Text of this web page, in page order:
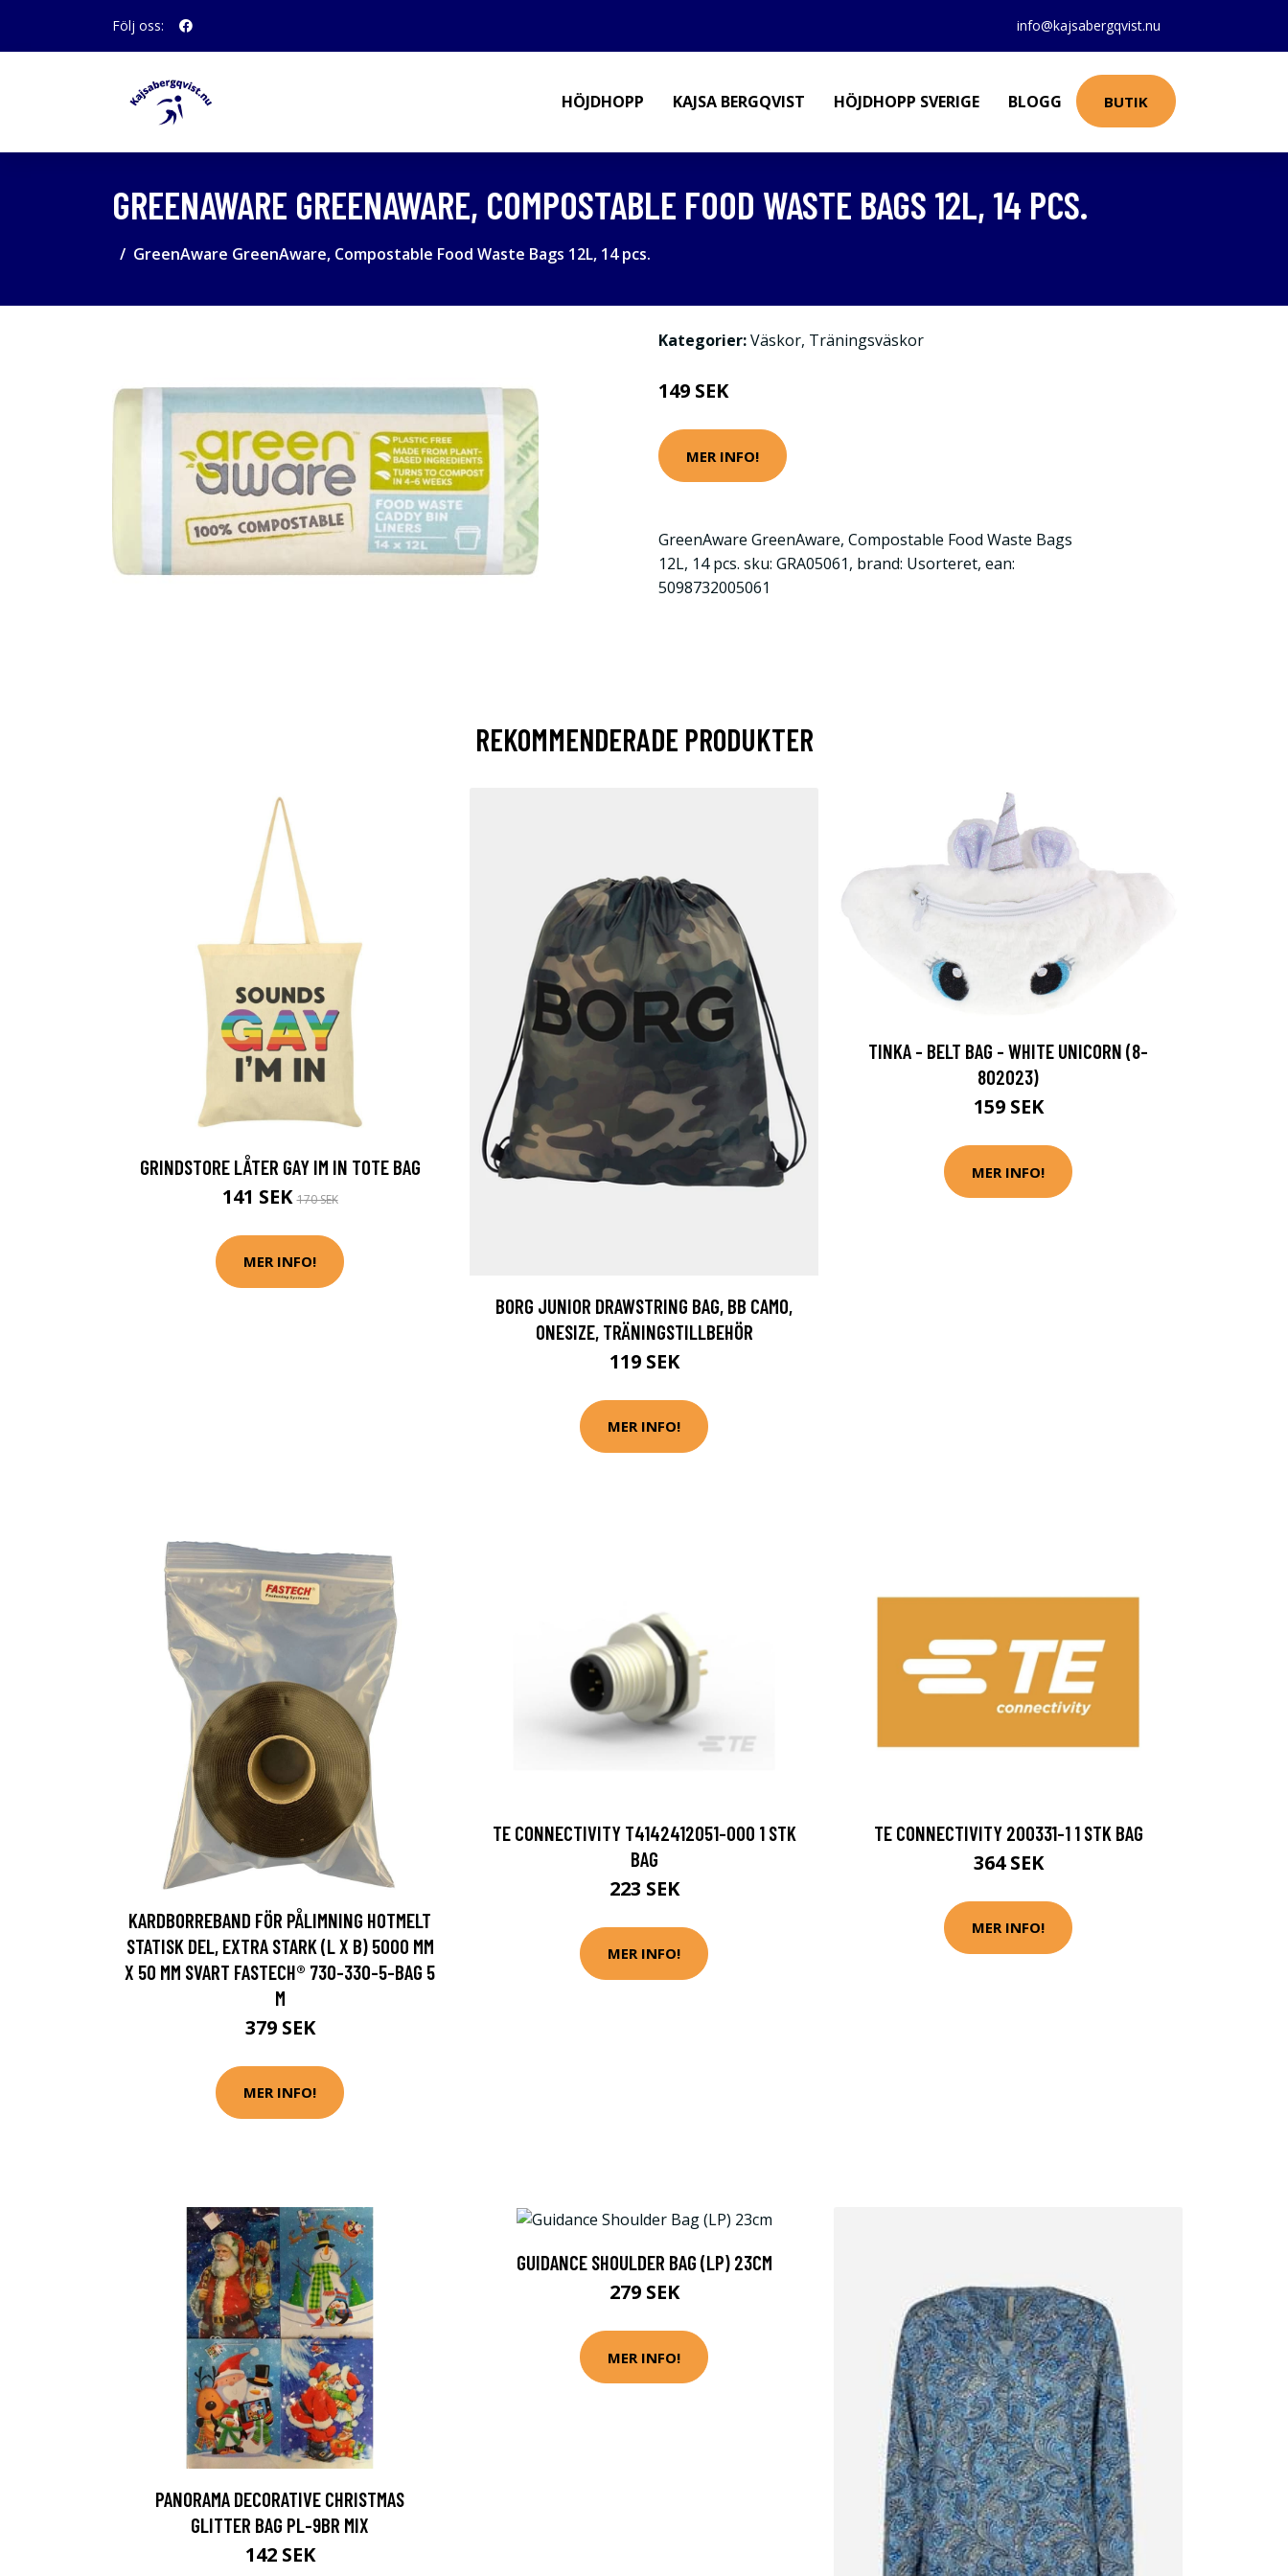
Följ oss: info@kajsabergqvist.nu
HÖJDHOPP KAJSA BERGQVIST HÖJDHOPP SVERIGE BLOGG BUTIK
GREENAWARE GREENAWARE, COMPOSTABLE FOOD WASTE BAGS 12L, 14 PCS.
GreenAware GreenAware, Compostable Food Waste Bags 12L, 14 pcs.
Kategorier:Väskor, Träningsväskor
149 SEK
MER INFO!
GreenAware GreenAware, Compostable Food Waste Bags
12L, 14 pcs. sku: GRA05061, brand: Usorteret, ean:
5098732005061
REKOMMENDERADE PRODUKTER
GRINDSTORE LÅTER GAY IM IN TOTE BAG
141 SEK170 SEK
MER INFO!
BORG JUNIOR DRAWSTRING BAG, BB CAMO,
ONESIZE, TRÄNINGSTILLBEHÖR
119 SEK
MER INFO!
TINKA - BELT BAG - WHITE UNICORN (8-
802023)
159 SEK
MER INFO!
KARDBORREBAND FÖR PÅLIMNING HOTMELT
STATISK DEL, EXTRA STARK (L X B) 5000 MM
X 50 MM SVART FASTECH® 730-330-5-BAG 5
M
379 SEK
MER INFO!
TE CONNECTIVITY T4142412051-000 1 STK
BAG
223 SEK
MER INFO!
TE CONNECTIVITY 200331-1 1 STK BAG
364 SEK
MER INFO!
PANORAMA DECORATIVE CHRISTMAS
GLITTER BAG PL-9BR MIX
142 SEK
GUIDANCE SHOULDER BAG (LP) 23CM
279 SEK
MER INFO!